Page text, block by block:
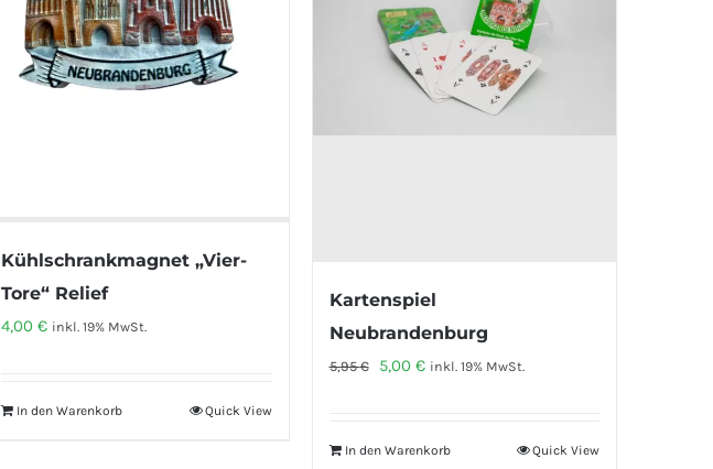
Kühlschrankmagnet „Vier-
Tore“ Relief
4,00 € inkl. 19% MwSt.
In den Warenkorb Quick View
Kartenspiel
Neubrandenburg
5,95€
Ursprünglicher
5,95 €
5,00 €Aktueller
5,00 €.
inkl. 19% MwSt.
In den Warenkorb Quick View